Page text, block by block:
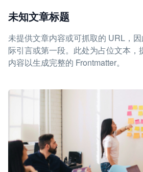
未知文章标题
未提供文章内容或可抓取的 URL，
际引言或第一段。此处为占位文本，
内容以生成完整的 Frontmatter。